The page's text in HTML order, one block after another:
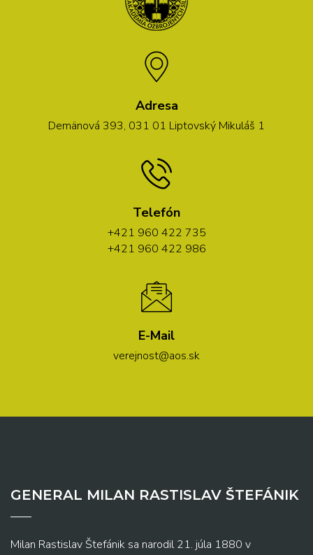
Adresa
Demänová 393, 031 01 Liptovský Mikuláš 1
Telefón
+421 960 422 735
+421 960 422 986
E-Mail
verejnost@aos.sk
GENERAL MILAN RASTISLAV ŠTEFÁNIK
Milan Rastislav Štefánik sa narodil 21. júla 1880 v